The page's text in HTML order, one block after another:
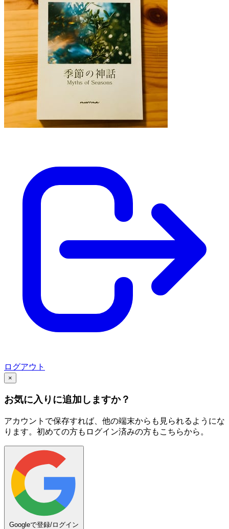
ログアウト
×
お気に入りに追加しますか？
アカウントで保存すれば、他の端末からも見られるようにな
ります。初めての方もログイン済みの方もこちらから。
Googleで登録/ログイン